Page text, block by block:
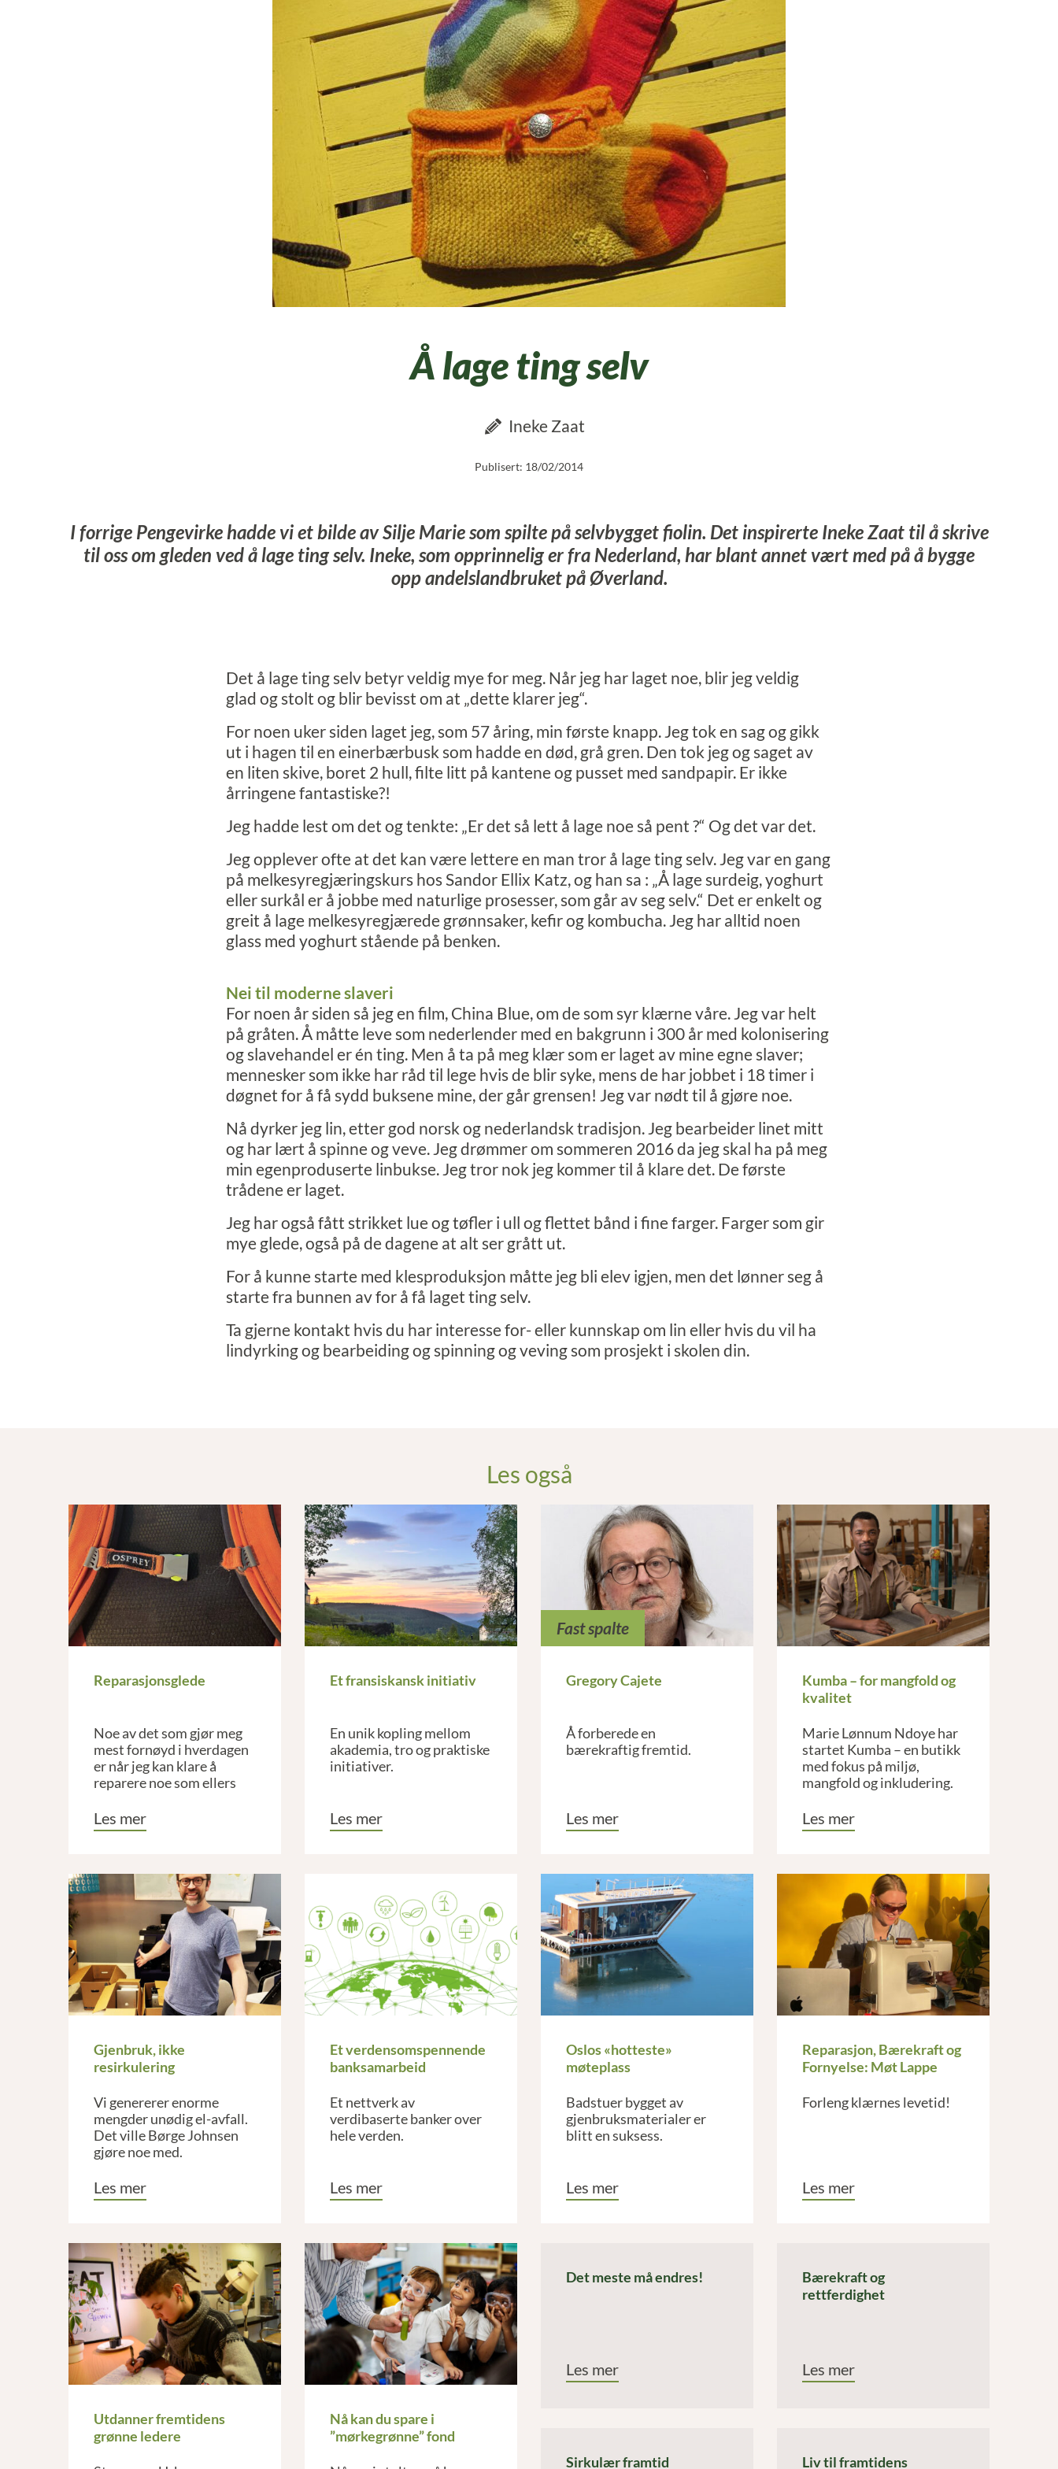
Å lage ting selv
Ineke Zaat
Publisert: 18/02/2014
I forrige Pengevirke hadde vi et bilde av Silje Marie som spilte på selvbygget fiolin. Det inspirerte Ineke Zaat til å skrive
til oss om gleden ved å lage ting selv. Ineke, som opprinnelig er fra Nederland, har blant annet vært med på å bygge
opp andelslandbruket på Øverland.
Det å lage ting selv betyr veldig mye for meg. Når jeg har laget noe, blir jeg veldig
glad og stolt og blir bevisst om at „dette klarer jeg“.
For noen uker siden laget jeg, som 57 åring, min første knapp. Jeg tok en sag og gikk
ut i hagen til en einerbærbusk som hadde en død, grå gren. Den tok jeg og saget av
en liten skive, boret 2 hull, filte litt på kantene og pusset med sandpapir. Er ikke
årringene fantastiske?!
Jeg hadde lest om det og tenkte: „Er det så lett å lage noe så pent ?“ Og det var det.
Jeg opplever ofte at det kan være lettere en man tror å lage ting selv. Jeg var en gang
på melkesyregjæringskurs hos Sandor Ellix Katz, og han sa : „Å lage surdeig, yoghurt
eller surkål er å jobbe med naturlige prosesser, som går av seg selv.“ Det er enkelt og
greit å lage melkesyregjærede grønnsaker, kefir og kombucha. Jeg har alltid noen
glass med yoghurt stående på benken.
Nei til moderne slaveri
For noen år siden så jeg en film, China Blue, om de som syr klærne våre. Jeg var helt
på gråten. Å måtte leve som nederlender med en bakgrunn i 300 år med kolonisering
og slavehandel er én ting. Men å ta på meg klær som er laget av mine egne slaver;
mennesker som ikke har råd til lege hvis de blir syke, mens de har jobbet i 18 timer i
døgnet for å få sydd buksene mine, der går grensen! Jeg var nødt til å gjøre noe.
Nå dyrker jeg lin, etter god norsk og nederlandsk tradisjon. Jeg bearbeider linet mitt
og har lært å spinne og veve. Jeg drømmer om sommeren 2016 da jeg skal ha på meg
min egenproduserte linbukse. Jeg tror nok jeg kommer til å klare det. De første
trådene er laget.
Jeg har også fått strikket lue og tøfler i ull og flettet bånd i fine farger. Farger som gir
mye glede, også på de dagene at alt ser grått ut.
For å kunne starte med klesproduksjon måtte jeg bli elev igjen, men det lønner seg å
starte fra bunnen av for å få laget ting selv.
Ta gjerne kontakt hvis du har interesse for- eller kunnskap om lin eller hvis du vil ha
lindyrking og bearbeiding og spinning og veving som prosjekt i skolen din.
Les også
Reparasjonsglede
Noe av det som gjør meg
mest fornøyd i hverdagen
er når jeg kan klare å
reparere noe som ellers
Les mer
Et fransiskansk initiativ
En unik kopling mellom
akademia, tro og praktiske
initiativer.
Les mer
Fast spalte
Gregory Cajete
Å forberede en
bærekraftig fremtid.
Les mer
Kumba – for mangfold og
kvalitet
Marie Lønnum Ndoye har
startet Kumba – en butikk
med fokus på miljø,
mangfold og inkludering.
Les mer
Gjenbruk, ikke
resirkulering
Vi genererer enorme
mengder unødig el-avfall.
Det ville Børge Johnsen
gjøre noe med.
Les mer
Et verdensomspennende
banksamarbeid
Et nettverk av
verdibaserte banker over
hele verden.
Les mer
Oslos «hotteste»
møteplass
Badstuer bygget av
gjenbruksmaterialer er
blitt en suksess.
Les mer
Reparasjon, Bærekraft og
Fornyelse: Møt Lappe
Forleng klærnes levetid!
Les mer
Utdanner fremtidens
grønne ledere
Nå kan du spare i
”mørkegrønne” fond
Det meste må endres!
Les mer
Bærekraft og
rettferdighet
Les mer
Sirkulær framtid Liv til framtidens